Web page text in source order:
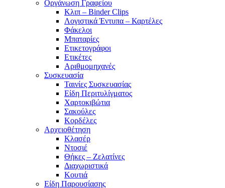
Οργάνωση Γραφείου
Κλιπ – Binder Clips
Λογιστικά Έντυπα – Καρτέλες
Φάκελοι
Μπαταρίες
Ετικετογράφοι
Ετικέτες
Αριθμομηχανές
Συσκευασία
Ταινίες Συσκευασίας
Είδη Περιτυλίγματος
Χαρτοκιβώτια
Σακούλες
Κορδέλες
Αρχειοθέτηση
Κλασέρ
Ντοσιέ
Θήκες – Ζελατίνες
Διαχωριστικά
Κουτιά
Είδη Παρουσίασης